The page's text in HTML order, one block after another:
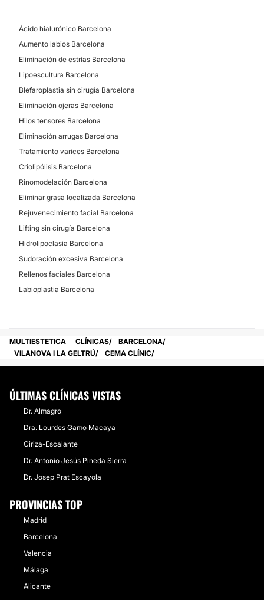
Tarjeta de Crédito/Débito
Transferencia Bancaria
Efectivo
Bizum
Xantelasmas
Corrección cicatrices
Tratamiento antimanchas
Tratamiento antiacné
Angiomas
Alopecia
Cuperosis
TRATAMIENTOS ESTÉTICOS
Peeling
Drenaje linfático
Celulitis
Eliminación de tatuajes
Radiofrecuencia facial
Mesoterapia
Cavitación
Presoterapia
Aumento glúteos
Aumento mentón
Lipoescultura
Aumento pómulos
Ginecomastia
CIRUGÍA BARIÁTRICA
CRIOLIPÓLISIS
Ácido hialurónico Barcelona
Aumento labios Barcelona
Eliminación de estrías Barcelona
Lipoescultura Barcelona
Blefaroplastia sin cirugía Barcelona
Eliminación ojeras Barcelona
Hilos tensores Barcelona
Eliminación arrugas Barcelona
Tratamiento varices Barcelona
Criolipólisis Barcelona
Rinomodelación Barcelona
Eliminar grasa localizada Barcelona
Rejuvenecimiento facial Barcelona
Lifting sin cirugía Barcelona
Hidrolipoclasia Barcelona
Sudoración excesiva Barcelona
Rellenos faciales Barcelona
Labioplastia Barcelona
MULTIESTETICA CLÍNICAS
BARCELONA
VILANOVA I LA GELTRÚ
CEMA CLÍNIC
ÚLTIMAS CLÍNICAS VISTAS
Dr. Almagro
Dra. Lourdes Gamo Macaya
Ciriza-Escalante
Dr. Antonio Jesús Pineda Sierra
Dr. Josep Prat Escayola
PROVINCIAS TOP
Madrid
Barcelona
Valencia
Málaga
Alicante